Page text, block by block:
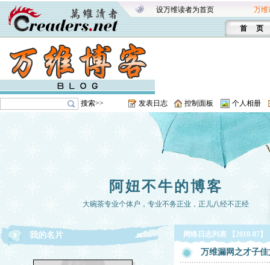
设万维读者为首页 万维
首 页
搜索>> 发表日志 控制面板 个人相册
阿妞不牛的博客
大碗茶专业个体户，专业不务正业，正儿八经不正经
我的名片 网络日志列表 【2010-07】
万维漏网之才子佳